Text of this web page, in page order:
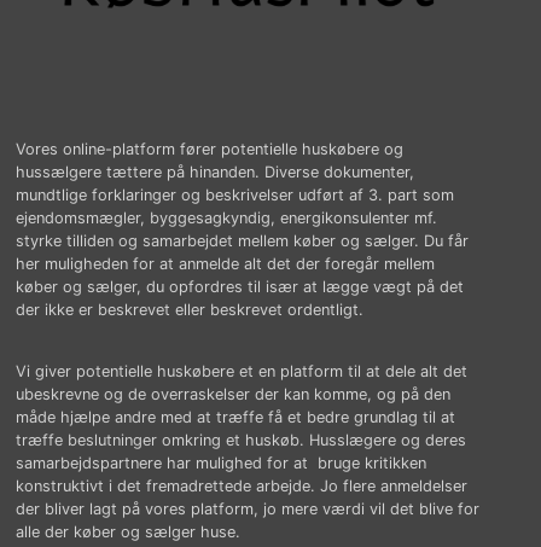
Vores online-platform fører potentielle huskøbere og
hussælgere tættere på hinanden. Diverse dokumenter,
mundtlige forklaringer og beskrivelser udført af 3. part som
ejendomsmægler, byggesagkyndig, energikonsulenter mf.
styrke tilliden og samarbejdet mellem køber og sælger. Du får
her muligheden for at anmelde alt det der foregår mellem
køber og sælger, du opfordres til især at lægge vægt på det
der ikke er beskrevet eller beskrevet ordentligt.
Vi giver potentielle huskøbere et en platform til at dele alt det
ubeskrevne og de overraskelser der kan komme, og på den
måde hjælpe andre med at træffe få et bedre grundlag til at
træffe beslutninger omkring et huskøb. Husslægere og deres
samarbejdspartnere har mulighed for at bruge kritikken
konstruktivt i det fremadrettede arbejde. Jo flere anmeldelser
der bliver lagt på vores platform, jo mere værdi vil det blive for
alle der køber og sælger huse.